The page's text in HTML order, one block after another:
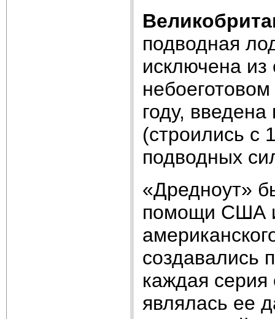
подводная
исключена из
году,
(строились с
подводных
«Дредноут»
помощи США
создавались
каждая
являлась ее